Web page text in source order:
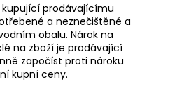
kupující prodávajícímu
a neznečištěné a
obalu. Nárok na
na zboží je prodávající
započíst proti nároku
kupní ceny.